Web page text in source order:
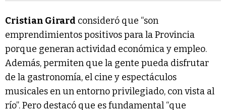
Cristian Girard consideró que “son
emprendimientos positivos para la Provincia
porque generan actividad económica y empleo.
Además, permiten que la gente pueda disfrutar
de la gastronomía, el cine y espectáculos
musicales en un entorno privilegiado, con vista al
río”. Pero destacó que es fundamental “que